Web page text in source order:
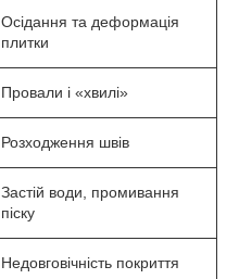
Осідання та деформація
плитки
Провали і «хвилі»
Розходження швів
Застій води, промивання
піску
Недовговічність покриття